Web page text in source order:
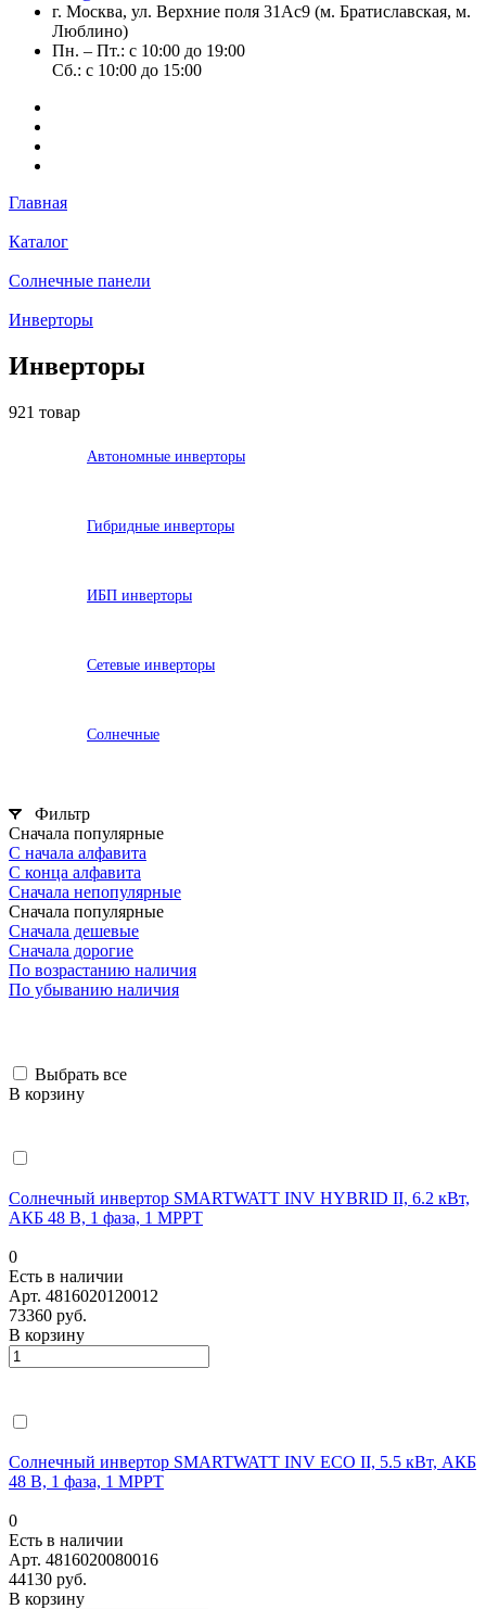
г. Москва, ул. Верхние поля 31Ас9 (м. Братиславская, м.
Люблино)
Пн. – Пт.: с 10:00 до 19:00
Сб.: с 10:00 до 15:00
Главная
Каталог
Солнечные панели
Инверторы
Инверторы
921 товар
Автономные инверторы
Гибридные инверторы
ИБП инверторы
Сетевые инверторы
Солнечные
Фильтр
Сначала популярные
С начала алфавита
С конца алфавита
Сначала непопулярные
Сначала популярные
Сначала дешевые
Сначала дорогие
По возрастанию наличия
По убыванию наличия
Выбрать все
В корзину
Солнечный инвертор SMARTWATT INV HYBRID II, 6.2 кВт,
АКБ 48 В, 1 фаза, 1 MPPT
0
Есть в наличии
Арт. 4816020120012
73360 руб.
В корзину
Солнечный инвертор SMARTWATT INV ECO II, 5.5 кВт, АКБ
48 В, 1 фаза, 1 MPPT
0
Есть в наличии
Арт. 4816020080016
44130 руб.
В корзину